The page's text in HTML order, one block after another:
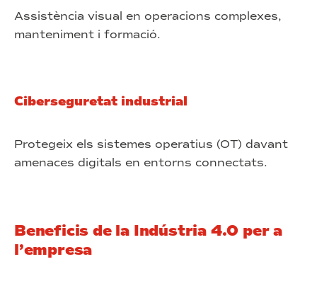
Assistència visual en operacions complexes,
manteniment i formació.
Ciberseguretat industrial
Protegeix els sistemes operatius (OT) davant
amenaces digitals en entorns connectats.
Beneficis de la Indústria 4.0 per a
l’empresa